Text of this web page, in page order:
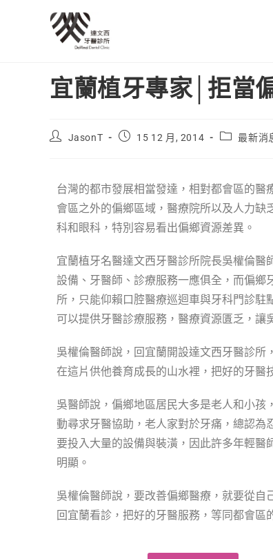
宜蘭植牙專家│拒當
JasonT 15 12 月, 2014 最新消
台灣的都市發展相當發達，相對都會區的
會區之外的偏鄉區域，醫療院所以及人力
科和眼科，特別容易看出偏鄉資源差異。
宜蘭植牙名醫達文西牙醫診所院長吳權倫醫
設備、牙醫師、診療服務一應俱全，而偏
所，只能仰賴口腔醫療巡迴車與牙科門診
可以提供牙醫診療服務，醫療資源匱乏，讓
吳權倫醫師說，回宜蘭開設達文西牙醫診
在這片供他養育成長的山水裡，把好的牙醫
吳醫師說，偏鄉地區居民大多是老人和小
動尋求牙醫協助，老人家對於牙痛，總認
要投入大量的設備與裝潢，因此許多年輕醫
明顯。
吳權倫醫師說，要改善偏鄉醫療，就要從
回宜蘭看診，把好的牙醫服務，等同都會區